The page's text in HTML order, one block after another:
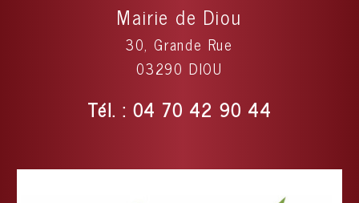
Mairie de Diou
30, Grande Rue
03290 DIOU
Tél. : 04 70 42 90 44